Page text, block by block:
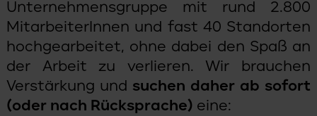
Unternehmensgruppe mit rund 2.800
MitarbeiterInnen und fast 40 Standorten
hochgearbeitet, ohne dabei den Spaß an
der Arbeit zu verlieren. Wir brauchen
Verstärkung und suchen daher ab sofort
(oder nach Rücksprache) eine: